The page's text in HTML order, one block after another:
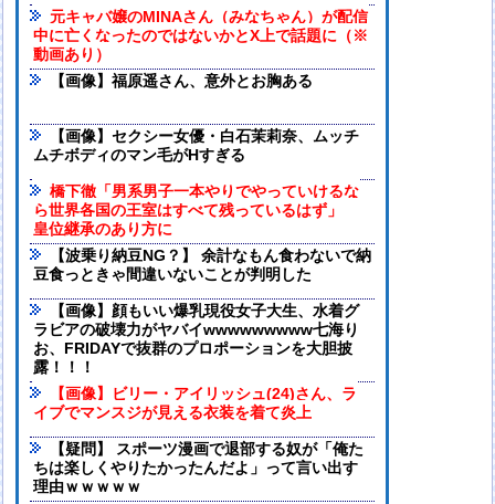
元キャバ嬢のMINAさん（みなちゃん）が配信
中に亡くなったのではないかとX上で話題に（※
動画あり）
【画像】福原遥さん、意外とお胸ある
【画像】セクシー女優・白石茉莉奈、ムッチ
ムチボディのマン毛がHすぎる
橋下徹「男系男子一本やりでやっていけるな
ら世界各国の王室はすべて残っているはず」
皇位継承のあり方に
【波乗り納豆NG？】 余計なもん食わないで納
豆食っときゃ間違いないことが判明した
【画像】顔もいい爆乳現役女子大生、水着グ
ラビアの破壊力がヤバイwwwwwwwww七海り
お、FRIDAYで抜群のプロポーションを大胆披
露！！！
【画像】ビリー・アイリッシュ(24)さん、ラ
イブでマンスジが見える衣装を着て炎上
【疑問】 スポーツ漫画で退部する奴が「俺た
ちは楽しくやりたかったんだよ」って言い出す
理由ｗｗｗｗｗ